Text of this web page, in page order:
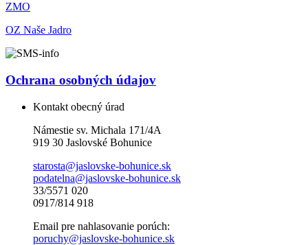
ZMO
OZ Naše Jadro
Ochrana osobných údajov
Kontakt obecný úrad
Námestie sv. Michala 171/4A
919 30 Jaslovské Bohunice
starosta@jaslovske-bohunice.sk
podatelna@jaslovske-bohunice.sk
33/5571 020
0917/814 918
Email pre nahlasovanie porúch:
poruchy@jaslovske-bohunice.sk